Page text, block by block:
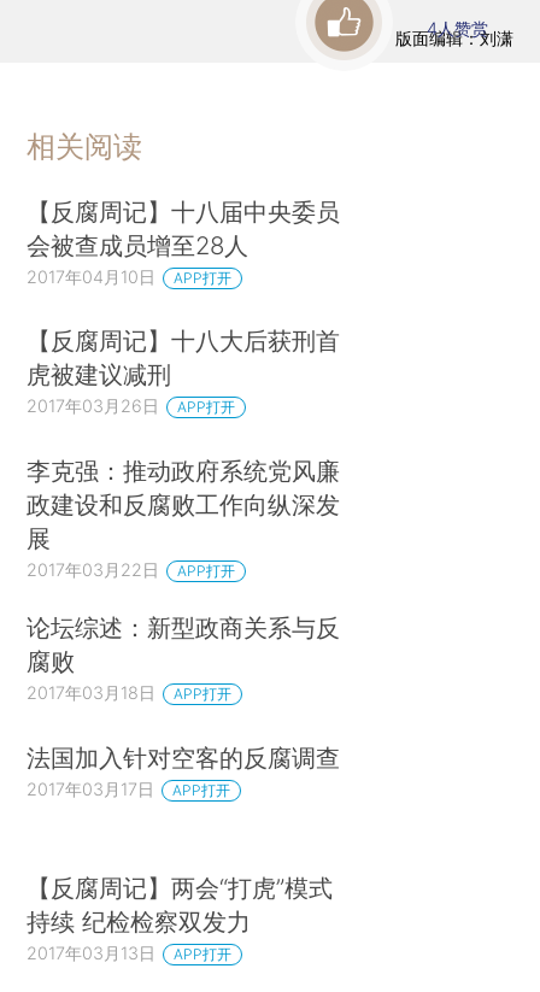
版面编辑：刘潇
4人赞赏
相关阅读
【反腐周记】十八届中央委员
会被查成员增至28人
2017年04月10日 APP打开
【反腐周记】十八大后获刑首
虎被建议减刑
2017年03月26日 APP打开
李克强：推动政府系统党风廉
政建设和反腐败工作向纵深发
展
2017年03月22日 APP打开
论坛综述：新型政商关系与反
腐败
2017年03月18日 APP打开
法国加入针对空客的反腐调查
2017年03月17日 APP打开
【反腐周记】两会“打虎”模式
持续 纪检检察双发力
2017年03月13日 APP打开